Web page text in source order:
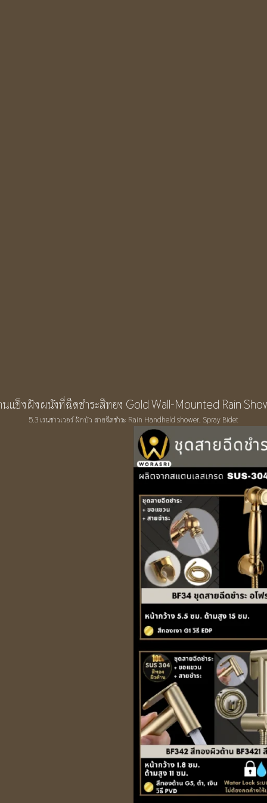
5.3 เรนชาวเวอร์ ฝักบัว สายฉีดชำระ Rain Handheld shower, Spray Bidet